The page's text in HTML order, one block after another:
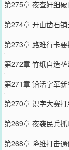
第275章 夜查奸细破
第274章 开山凿石铺
第273章 路难行卡要
第272章 竹纸自造垄
第271章 铅活字革新
第270章 识字大赛打
第269章 夜袭民兵抓
第268章 降维打击通